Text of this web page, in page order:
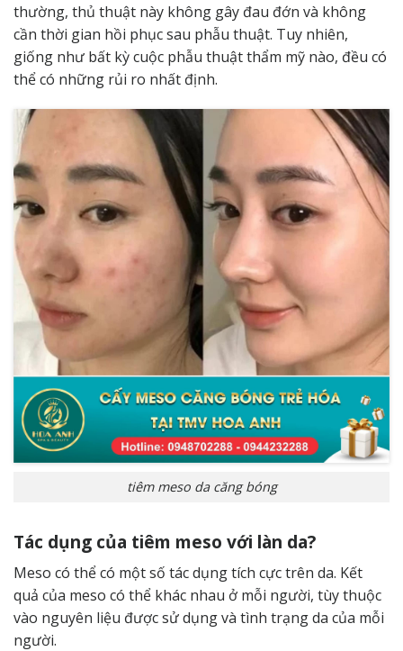
thường, thủ thuật này không gây đau đớn và không
cần thời gian hồi phục sau phẫu thuật. Tuy nhiên,
giống như bất kỳ cuộc phẫu thuật thẩm mỹ nào, đều có
thể có những rủi ro nhất định.
tiêm meso da căng bóng
Tác dụng của tiêm meso với làn da?
Meso có thể có một số tác dụng tích cực trên da. Kết
quả của meso có thể khác nhau ở mỗi người, tùy thuộc
vào nguyên liệu được sử dụng và tình trạng da của mỗi
người.